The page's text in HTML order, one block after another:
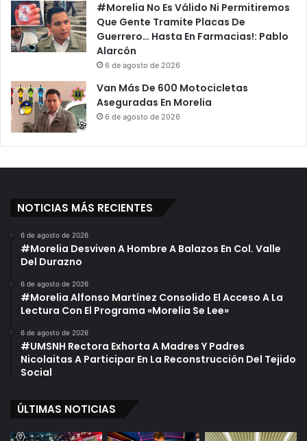
#Morelia No Es Válido Ni Permitiremos
Que Gente Tramite Placas De
Guerrero… Hasta En Farmacias!: Pablo
Alarcón
6 de agosto de 2026
Van Más De 600 Motocicletas
Aseguradas En Morelia
6 de agosto de 2026
NOTICIAS MÁS RECIENTES
6 de agosto de 2026
#Morelia Desviven A Hombre A Balazos En Col. Valle
Del Durazno
6 de agosto de 2026
#Morelia Alfonso Martínez Consolido El Acceso A La
Lectura Con El Programa «Morelia Se Lee»
6 de agosto de 2026
#UMSNH Rectora Exhorta A Madres Y Padres
Nicolaitas A Participar En La Reconstrucción Del Tejido
Social
ÚLTIMAS NOTICIAS